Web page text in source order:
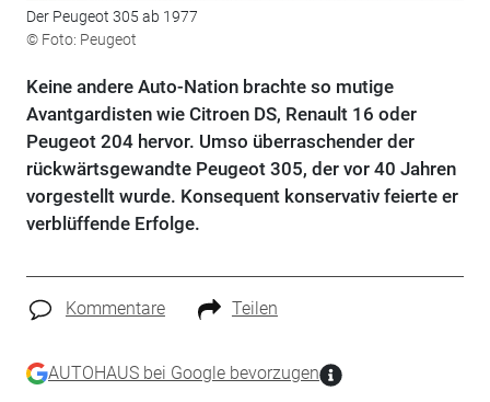
Der Peugeot 305 ab 1977
© Foto: Peugeot
Keine andere Auto-Nation brachte so mutige
Avantgardisten wie Citroen DS, Renault 16 oder
Peugeot 204 hervor. Umso überraschender der
rückwärtsgewandte Peugeot 305, der vor 40 Jahren
vorgestellt wurde. Konsequent konservativ feierte er
verblüffende Erfolge.
Kommentare Teilen
AUTOHAUS bei Google bevorzugen